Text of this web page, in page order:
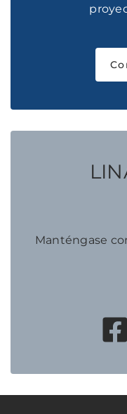
Manténgase